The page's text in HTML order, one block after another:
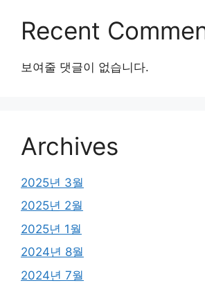
Recent
보여줄 댓글이 없습니다.
Archives
2025년 3월
2025년 2월
2025년 1월
2024년 8월
2024년 7월